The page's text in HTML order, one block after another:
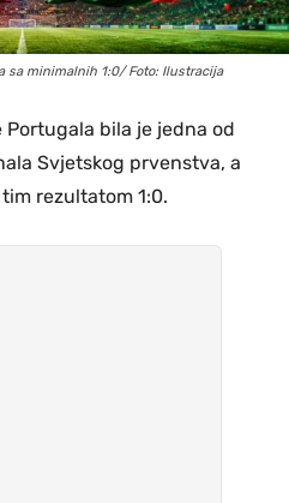
sa minimalnih 1:0/ Foto: Ilustracija
bila je jedna od
Svjetskog prvenstva, a
rezultatom 1:0.